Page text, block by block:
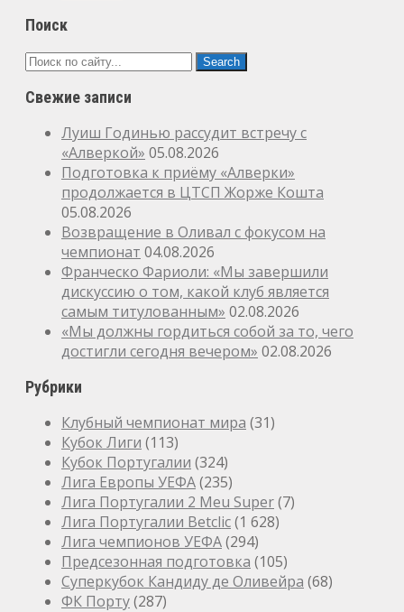
Поиск
Свежие записи
Луиш Годинью рассудит встречу с
«Алверкой» 05.08.2026
Подготовка к приёму «Алверки»
продолжается в ЦТСП Жорже Кошта
05.08.2026
Возвращение в Оливал с фокусом на
чемпионат 04.08.2026
Франческо Фариоли: «Мы завершили
дискуссию о том, какой клуб является
самым титулованным» 02.08.2026
«Мы должны гордиться собой за то, чего
достигли сегодня вечером» 02.08.2026
Рубрики
Клубный чемпионат мира (31)
Кубок Лиги (113)
Кубок Португалии (324)
Лига Европы УЕФА(235)
Лига Португалии 2 Meu Super(7)
Лига Португалии Betclic(1 628)
Лига чемпионов УЕФА(294)
Предсезонная подготовка (105)
Суперкубок Кандиду де Оливейра (68)
ФК Порту(287)